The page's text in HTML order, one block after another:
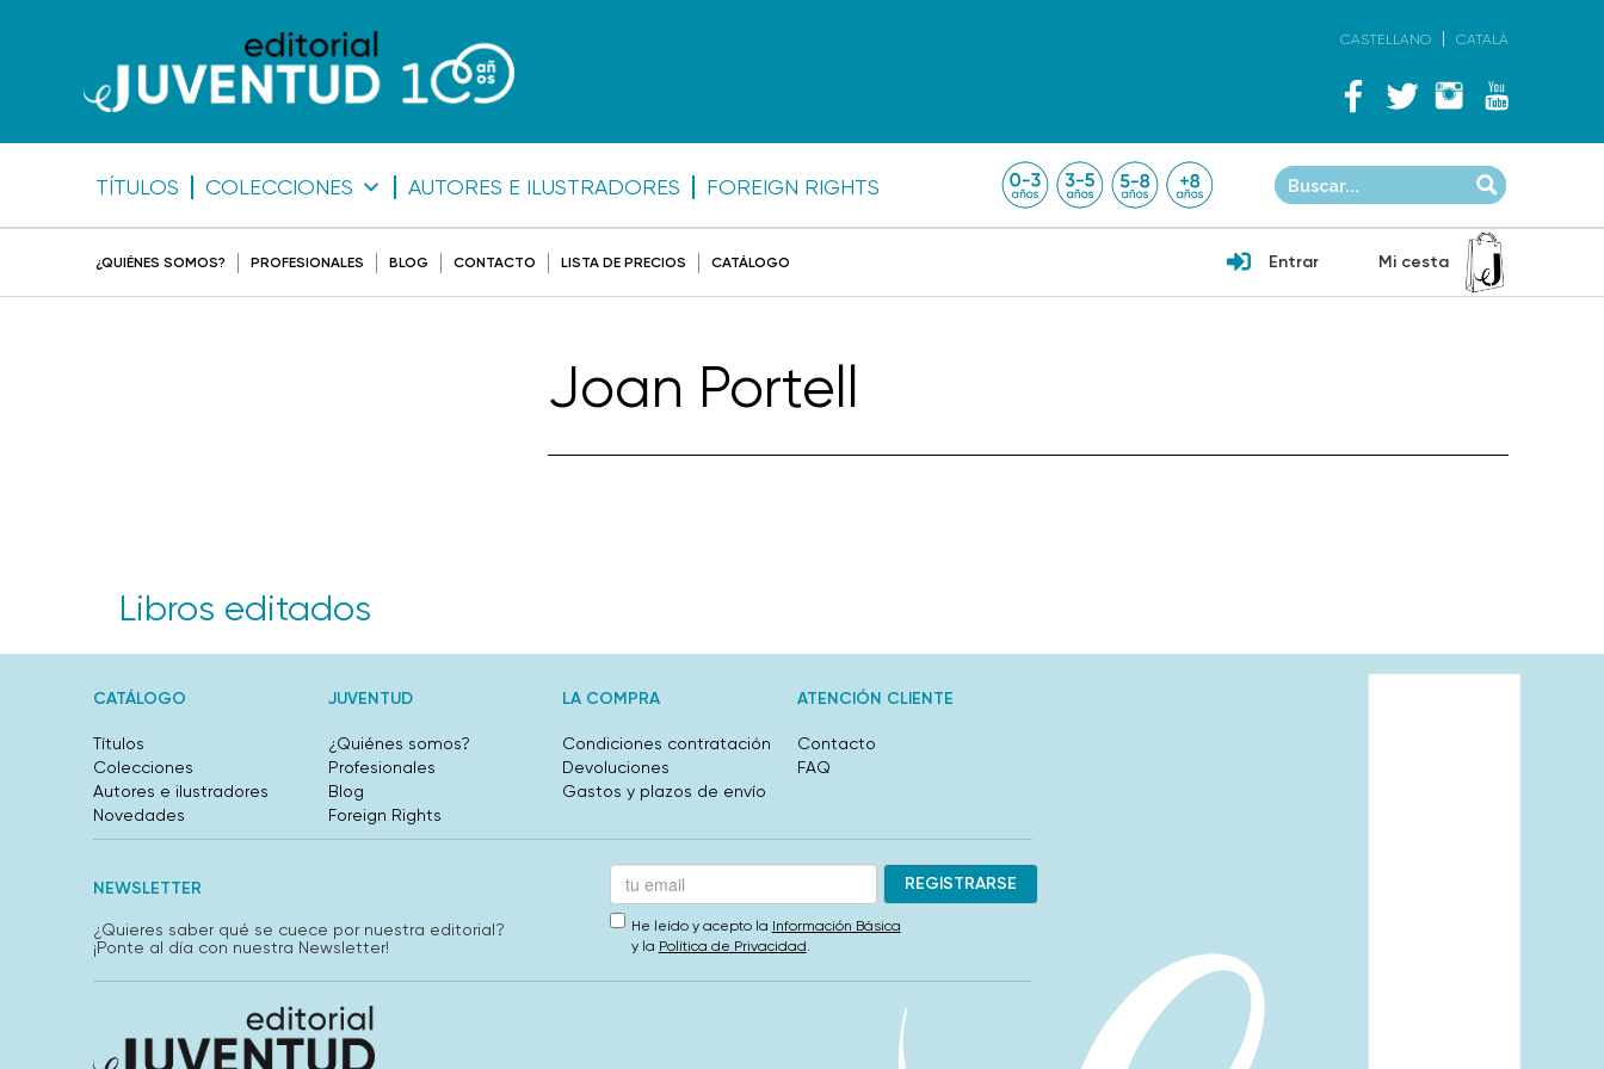
CASTELLANO CATALÀ
TÍTULOS COLECCIONES AUTORES E ILUSTRADORES FOREIGN RIGHTS
¿QUIÉNES SOMOS? PROFESIONALES BLOG CONTACTO LISTA DE PRECIOS CATÁLOGO Entrar Mi cesta
Joan Portell
Libros editados
CATÁLOGO
Títulos
Colecciones
Autores e ilustradores
Novedades
JUVENTUD
¿Quiénes somos?
Profesionales
Blog
Foreign Rights
LA COMPRA
Condiciones contratación
Devoluciones
Gastos y plazos de envío
ATENCIÓN CLIENTE
Contacto
FAQ
NEWSLETTER
¿Quieres saber qué se cuece por nuestra editorial?
¡Ponte al día con nuestra Newsletter!
He leído y acepto la Información Básica
y la Política de Privacidad.